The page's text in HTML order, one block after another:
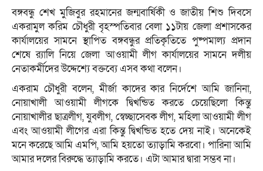
বঙ্গবন্ধু শেখ মুজিবুর রহমানের জন্মবার্ষিকী ও জাতীয় শিশু দিবসে
একরামুল করিম চৌধুরী বৃহস্পতিবার বেলা ১১টায় জেলা প্রশাসকের
কার্যালয়ের সামনে স্থাপিত বঙ্গবন্ধুর প্রতিকৃতিতে পুষ্পমাল্য প্রদান
শেষে র‌্যালি নিয়ে জেলা আওয়ামী লীগ কার্যালয়ের সামনে দলীয়
নেতাকর্মীদের উদ্দেশ্যে বক্তব্যে এসব কথা বলেন।
একরাম চৌধুরী বলেন, মীর্জা কাদের কার নির্দেশে আমি জানিনা,
নোয়াখালী আওয়ামী লীগকে দ্বিখন্ডিত করতে চেয়েছিলো কিন্তু
নোয়াখালীর ছাত্রলীগ, যুবলীগ, স্বেচ্ছাসেবক লীগ, মহিলা আওয়ামী লীগ
এবং আওয়ামী লীগের এরা কিন্তু দ্বিখন্ডিত হতে দেয় নাই। অনেকেই
মনে করেছে আমি এমপি, আমি হয়তো ত্যাড়ামি করবো। পারিনা আমি
আমার দলের বিরুদ্ধে ত্যাড়ামি করতে। এটা আমার দ্বারা সম্ভব না।